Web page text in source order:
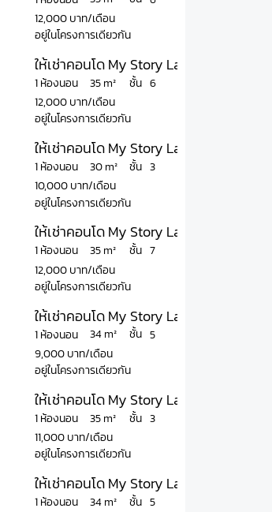
12,000 บาท/เดือน
อยู่ในโครงการเดียวกัน
ให้เช่าคอนโด My Story Ladprao 71 มาย
1 ห้องนอน
12,000 บาท/เดือน
ชั้น
35 m² 6
อยู่ในโครงการเดียวกัน
ให้เช่าคอนโด My Story Ladprao 71 มาย
1 ห้องนอน
10,000 บาท/เดือน
ชั้น
30 m² 3
อยู่ในโครงการเดียวกัน
ให้เช่าคอนโด My Story Ladprao 71 มาย
1 ห้องนอน
12,000 บาท/เดือน
ชั้น
35 m² 7
อยู่ในโครงการเดียวกัน
ให้เช่าคอนโด My Story Ladprao 71 มาย
1 ห้องนอน
9,000 บาท/เดือน
ชั้น
34 m² 5
อยู่ในโครงการเดียวกัน
ให้เช่าคอนโด My Story Ladprao 71 มาย
1 ห้องนอน
11,000 บาท/เดือน
ชั้น
35 m² 3
อยู่ในโครงการเดียวกัน
ให้เช่าคอนโด My Story Ladprao 71 มาย
1 ห้องนอน
ชั้น
34 m² 5